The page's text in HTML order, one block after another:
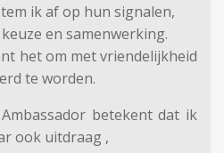
ik af op hun signalen,
en samenwerking.
het om met vriendelijkheid
te worden.
betekent dat ik
ook uitdraag ,